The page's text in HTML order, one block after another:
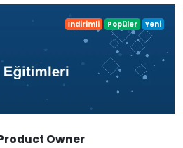
İndirimli Popüler Yeni
Owner